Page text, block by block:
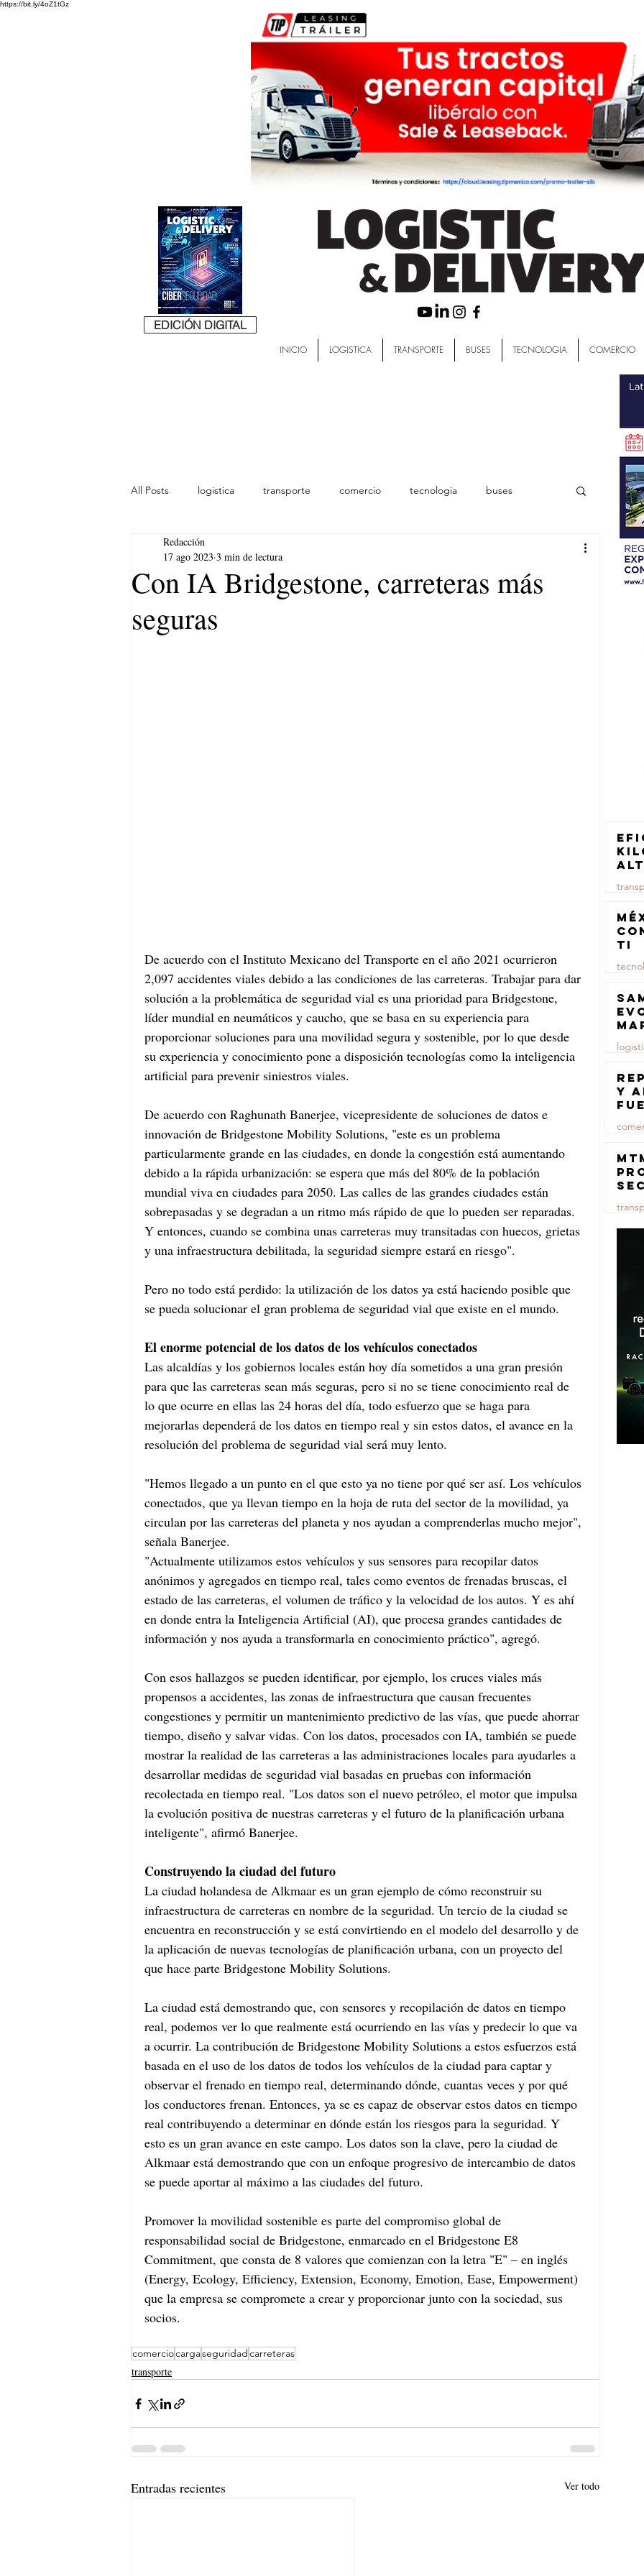
https://bit.ly/4oZ1tGz
EDICIÓN DIGITAL
INICIO LOGISTICA TRANSPORTE BUSES TECNOLOGIA COMERCIO
All Posts logistica transporte comercio tecnologia buses
lideres
Con IA Bridgestone, carreteras más
seguras
Redacción
17 ago 2023 3 min de lectura
De acuerdo con el Instituto Mexicano del Transporte en el año 2021 ocurrieron
2,097 accidentes viales debido a las condiciones de las carreteras. Trabajar para dar
solución a la problemática de seguridad vial es una prioridad para Bridgestone,
líder mundial en neumáticos y caucho, que se basa en su experiencia para
proporcionar soluciones para una movilidad segura y sostenible, por lo que desde
su experiencia y conocimiento pone a disposición tecnologías como la inteligencia
artificial para prevenir siniestros viales.
De acuerdo con Raghunath Banerjee, vicepresidente de soluciones de datos e
innovación de Bridgestone Mobility Solutions, "este es un problema
particularmente grande en las ciudades, en donde la congestión está aumentando
debido a la rápida urbanización: se espera que más del 80% de la población
mundial viva en ciudades para 2050. Las calles de las grandes ciudades están
sobrepasadas y se degradan a un ritmo más rápido de que lo pueden ser reparadas.
Y entonces, cuando se combina unas carreteras muy transitadas con huecos, grietas
y una infraestructura debilitada, la seguridad siempre estará en riesgo".
Pero no todo está perdido: la utilización de los datos ya está haciendo posible que
se pueda solucionar el gran problema de seguridad vial que existe en el mundo.
El enorme potencial de los datos de los vehículos conectados
Las alcaldías y los gobiernos locales están hoy día sometidos a una gran presión
para que las carreteras sean más seguras, pero si no se tiene conocimiento real de
lo que ocurre en ellas las 24 horas del día, todo esfuerzo que se haga para
mejorarlas dependerá de los datos en tiempo real y sin estos datos, el avance en la
resolución del problema de seguridad vial será muy lento.
"Hemos llegado a un punto en el que esto ya no tiene por qué ser así. Los vehículos
conectados, que ya llevan tiempo en la hoja de ruta del sector de la movilidad, ya
circulan por las carreteras del planeta y nos ayudan a comprenderlas mucho mejor",
señala Banerjee.
"Actualmente utilizamos estos vehículos y sus sensores para recopilar datos
anónimos y agregados en tiempo real, tales como eventos de frenadas bruscas, el
estado de las carreteras, el volumen de tráfico y la velocidad de los autos. Y es ahí
en donde entra la Inteligencia Artificial (AI), que procesa grandes cantidades de
información y nos ayuda a transformarla en conocimiento práctico", agregó.
Con esos hallazgos se pueden identificar, por ejemplo, los cruces viales más
propensos a accidentes, las zonas de infraestructura que causan frecuentes
congestiones y permitir un mantenimiento predictivo de las vías, que puede ahorrar
tiempo, diseño y salvar vidas. Con los datos, procesados con IA, también se puede
mostrar la realidad de las carreteras a las administraciones locales para ayudarles a
desarrollar medidas de seguridad vial basadas en pruebas con información
recolectada en tiempo real. "Los datos son el nuevo petróleo, el motor que impulsa
la evolución positiva de nuestras carreteras y el futuro de la planificación urbana
inteligente", afirmó Banerjee.
Construyendo la ciudad del futuro
La ciudad holandesa de Alkmaar es un gran ejemplo de cómo reconstruir su
infraestructura de carreteras en nombre de la seguridad. Un tercio de la ciudad se
encuentra en reconstrucción y se está convirtiendo en el modelo del desarrollo y de
la aplicación de nuevas tecnologías de planificación urbana, con un proyecto del
que hace parte Bridgestone Mobility Solutions.
La ciudad está demostrando que, con sensores y recopilación de datos en tiempo
real, podemos ver lo que realmente está ocurriendo en las vías y predecir lo que va
a ocurrir. La contribución de Bridgestone Mobility Solutions a estos esfuerzos está
basada en el uso de los datos de todos los vehículos de la ciudad para captar y
observar el frenado en tiempo real, determinando dónde, cuantas veces y por qué
los conductores frenan. Entonces, ya se es capaz de observar estos datos en tiempo
real contribuyendo a determinar en dónde están los riesgos para la seguridad. Y
esto es un gran avance en este campo. Los datos son la clave, pero la ciudad de
Alkmaar está demostrando que con un enfoque progresivo de intercambio de datos
se puede aportar al máximo a las ciudades del futuro.
Promover la movilidad sostenible es parte del compromiso global de
responsabilidad social de Bridgestone, enmarcado en el Bridgestone E8
Commitment, que consta de 8 valores que comienzan con la letra "E" – en inglés
(Energy, Ecology, Efficiency, Extension, Economy, Emotion, Ease, Empowerment)
que la empresa se compromete a crear y proporcionar junto con la sociedad, sus
socios.
comerciocargaseguridad carreteras
transporte
Entradas recientes Ver todo
23 jul
TI
23 jul
23 jul
y
23 jul